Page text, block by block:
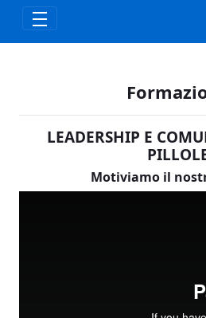
Skip to Main Content
LEADERSHIP E
Motiviamo il